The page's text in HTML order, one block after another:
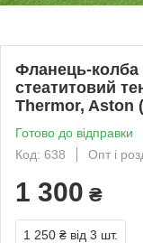
Фланець-
стеатитовий
Thermor, Aston
Готово до відправки
Код: 638
Опт і
1 300 ₴
1 250 ₴ від 3 шт.